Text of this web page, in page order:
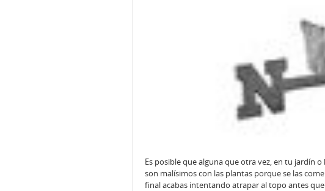
Es posible que alguna que otra vez, en tu jardín
son malísimos con las plantas porque se las
final acabas intentando atrapar al topo antes que…